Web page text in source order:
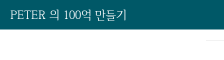
PETER 의 100억 만들기